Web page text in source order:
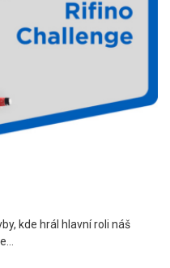
kde hrál hlavní roli náš